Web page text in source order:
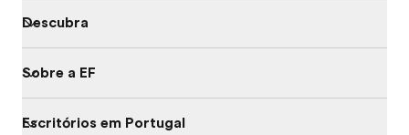
Descubra
Sobre a EF
Escritórios em Portugal